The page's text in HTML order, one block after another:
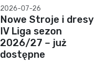
2026-07-26
Nowe Stroje i dresy
IV Liga sezon
2026/27 – już
dostępne